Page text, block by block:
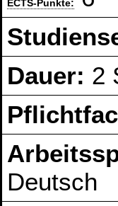
ECTS-Punkte:
Dauer: 2
Deutsch